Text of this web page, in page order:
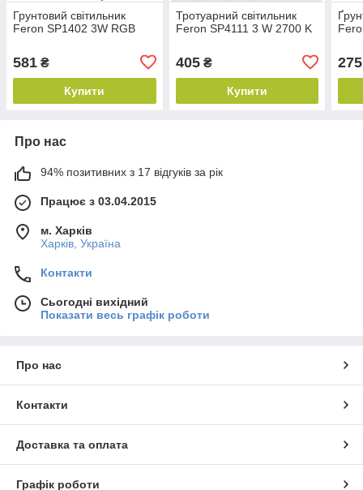
Грунтовий світильник
Feron SP1402 3W RGB
581 ₴
Купити
Тротуарний світильник
Feron SP4111 3 W 2700 K
405₴
Купити
275
Про нас
94% позитивних з 17 відгуків за рік
Працює з 03.04.2015
м. Харків
Харків, Україна
Контакти
Сьогодні вихідний
Показати весь графік роботи
Про нас
Контакти
Доставка та оплата
Графік роботи